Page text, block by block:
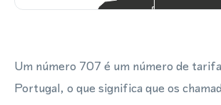
Um número 707 é um número de
Portugal, o que significa que os